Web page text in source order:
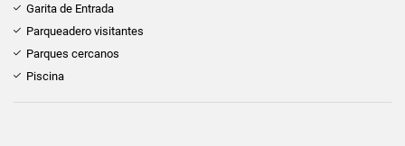
Garita de Entrada
Parqueadero visitantes
Parques cercanos
Piscina